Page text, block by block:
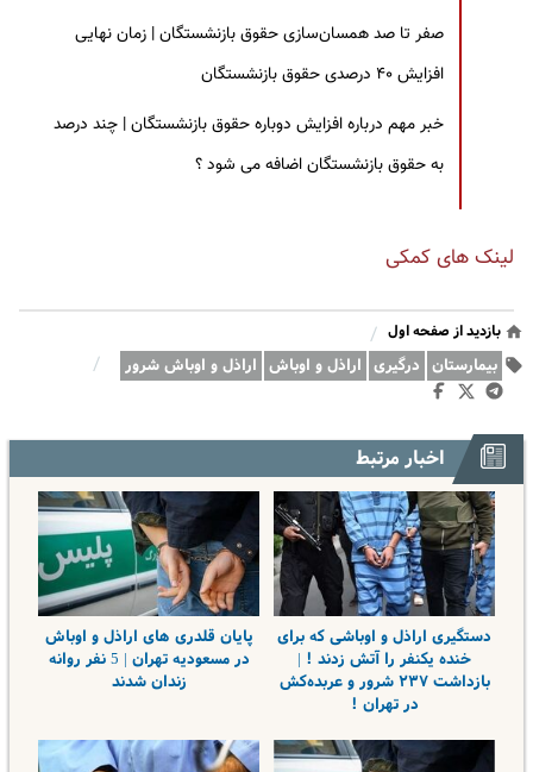
صفر تا صد همسان‌سازی حقوق بازنشستگان | زمان نهایی
افزایش ۴۰ درصدی حقوق بازنشستگان
خبر مهم درباره افزایش دوباره حقوق بازنشستگان | چند درصد
به حقوق بازنشستگان اضافه می شود ؟
لینک های کمکی
بازدید از صفحه اول /
بیمارستان درگیری اراذل و اوباش اراذل و اوباش شرور /
اخبار مرتبط
دستگیری اراذل و اوباشی که برای
خنده یکنفر را آتش زدند ! |
بازداشت ۲۳۷ شرور و عربده‌کش
در تهران !
پایان قلدری های اراذل و اوباش
در مسعودیه تهران | 5 نفر روانه
زندان شدند